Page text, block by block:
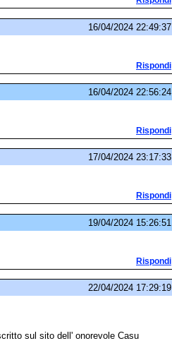
16/04/2024 22:49:37
Rispondi
16/04/2024 22:56:24
Rispondi
17/04/2024 23:17:33
Rispondi
19/04/2024 15:26:51
Rispondi
22/04/2024 17:29:19
sul sito dell' onorevole Casu